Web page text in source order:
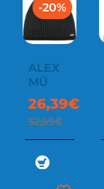
-20%
ALEX
MÜ
26,39€
32,99€